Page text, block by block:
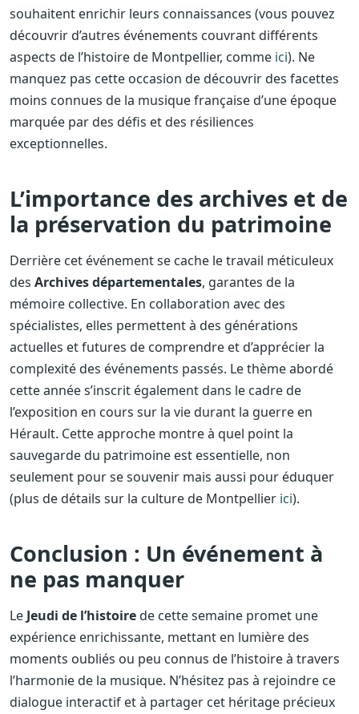
souhaitent enrichir leurs connaissances (vous pouvez
découvrir d’autres événements couvrant différents
aspects de l’histoire de Montpellier, comme ici). Ne
manquez pas cette occasion de découvrir des facettes
moins connues de la musique française d’une époque
marquée par des défis et des résiliences
exceptionnelles.
L’importance des archives et de
la préservation du patrimoine
Derrière cet événement se cache le travail méticuleux
des Archives départementales, garantes de la
mémoire collective. En collaboration avec des
spécialistes, elles permettent à des générations
actuelles et futures de comprendre et d’apprécier la
complexité des événements passés. Le thème abordé
cette année s’inscrit également dans le cadre de
l’exposition en cours sur la vie durant la guerre en
Hérault. Cette approche montre à quel point la
sauvegarde du patrimoine est essentielle, non
seulement pour se souvenir mais aussi pour éduquer
(plus de détails sur la culture de Montpellier ici).
Conclusion : Un événement à
ne pas manquer
Le Jeudi de l’histoirede cette semaine promet une
expérience enrichissante, mettant en lumière des
moments oubliés ou peu connus de l’histoire à travers
l’harmonie de la musique. N’hésitez pas à rejoindre ce
dialogue interactif et à partager cet héritage précieux